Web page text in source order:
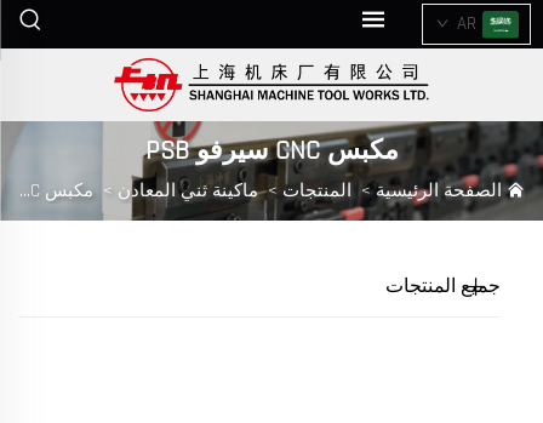
AR
مكبس CNC سيرفو PSB
الصفحة الرئيسية> المنتجات >ماكينة ثني المعادن >مكبس CNC سيرفو PSB
جميع المنتجات